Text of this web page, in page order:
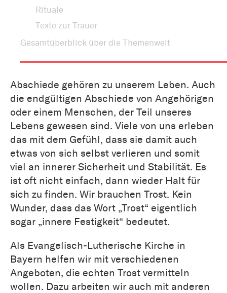
Rituale
Texte zur Trauer
Gesamtüberblick über die Themenwelt
Abschiede gehören zu unserem Leben. Auch
die endgültigen Abschiede von Angehörigen
oder einem Menschen, der Teil unseres
Lebens gewesen sind. Viele von uns erleben
das mit dem Gefühl, dass sie damit auch
etwas von sich selbst verlieren und somit
viel an innerer Sicherheit und Stabilität. Es
ist oft nicht einfach, dann wieder Halt für
sich zu finden. Wir brauchen Trost. Kein
Wunder, dass das Wort „Trost“ eigentlich
sogar „innere Festigkeit“ bedeutet.
Als Evangelisch-Lutherische Kirche in
Bayern helfen wir mit verschiedenen
Angeboten, die echten Trost vermitteln
wollen. Dazu arbeiten wir auch mit anderen